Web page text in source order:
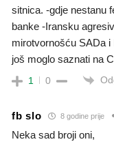
sitnica. -gdje nestanu
banke -Iransku
mirotvornošću SADa
još moglo saznati na
1 0
fb slo 8 godine prije
Neka sad broji oni,